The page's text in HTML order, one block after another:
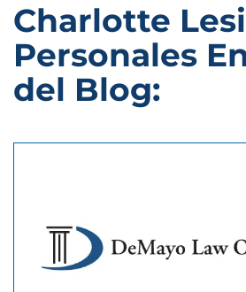
Charlotte
Personales
del Blog: